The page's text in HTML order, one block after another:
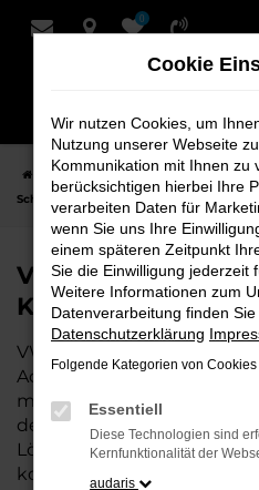
Zum
0
Startseite Achim VW VW
Schmidt + Koch für Achim
VW Caddy
Koch für Achim
VW Caddy ist die perfekte
Achim einen Neuwagen
modernen Technik,
dem stilvollen Design ist
Lösung für jeden, der ein
komfortables Fahrzeug
Cookie
Wir nutzen Cookies, um
Nutzung unserer Webseite
Kommunikation mit Ihnen zu
berücksichtigen hierbei Ihre
verarbeiten Daten für
wenn Sie uns Ihre
einem späteren Zeitpunkt
Sie die Einwilligung jederzeit
Weitere Informationen zum
Datenverarbeitung finden Sie
Datenschutzerklärung
Folgende Kategorien von
Essentiell
Diese Technologien sind
Kernfunktionalität der
audaris